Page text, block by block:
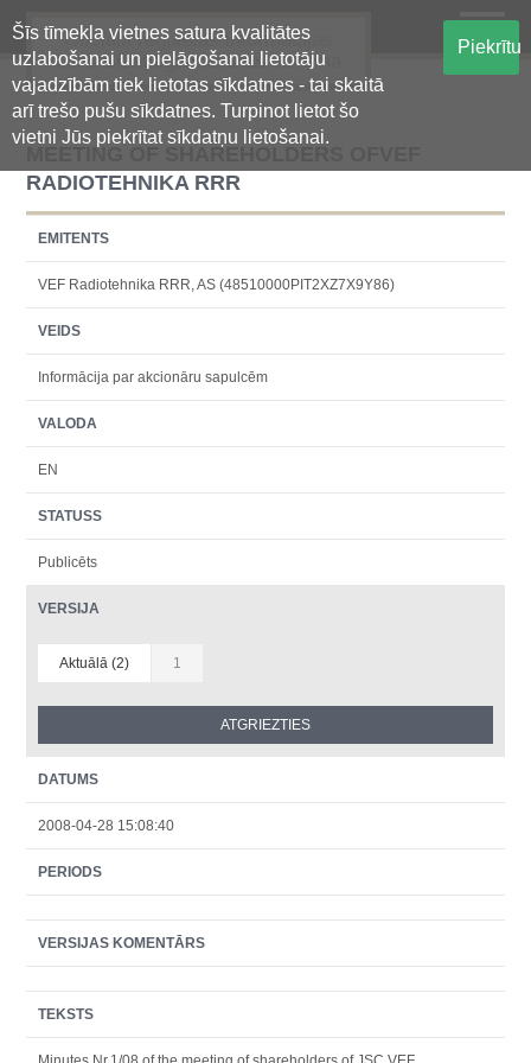
Šīs tīmekļa vietnes satura kvalitātes
uzlabošanai un pielāgošanai lietotāju
vajadzībām tiek lietotas sīkdatnes - tai skaitā
arī trešo pušu sīkdatnes. Turpinot lietot šo
vietni Jūs piekrītat sīkdatņu lietošanai.
Piekrītu
Oficiālā regulētās informācijas
centralizētā glabāšanas sistēma
MEETING OF SHAREHOLDERS OFVEF
RADIOTEHNIKA RRR
EMITENTS
VEF Radiotehnika RRR, AS (48510000PIT2XZ7X9Y86)
VEIDS
Informācija par akcionāru sapulcēm
VALODA
EN
STATUSS
Publicēts
VERSIJA
Aktuālā (2) 1
DATUMS
2008-04-28 15:08:40
PERIODS
VERSIJAS KOMENTĀRS
TEKSTS